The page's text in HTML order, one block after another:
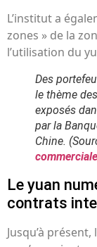
L’institut a
zones » de la
l’utilisation du
Des
le thème
exposés
par la
Chine.
Le yuan
contrats
Jusqu’à